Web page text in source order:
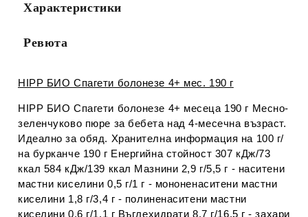
Характеристики
Ревюта
HIPP БИО Спагети болонезе 4+ мес. 190 г
HIPP БИО Спагети болонезе 4+ месеца 190 г Месно-
зеленчуково пюре за бебета над 4-месечна възраст.
Идеално за обяд. Хранителна информация на 100 г/
на бурканче 190 г Енергийна стойност 307 кДж/73
ккал 584 кДж/139 ккал Мазнини 2,9 г/5,5 г - наситени
мастни киселини 0,5 г/1 г - мононенаситени мастни
киселини 1,8 г/3,4 г - полиненаситени мастни
киселини 0,6 г/1,1 г Въглехидрати 8,7 г/16,5 г - захари